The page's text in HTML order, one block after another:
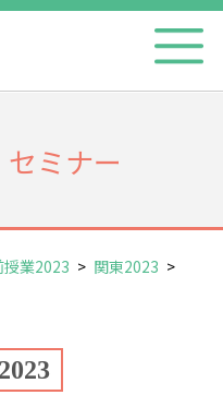
ミナー
授業2023 > 関東2023 >